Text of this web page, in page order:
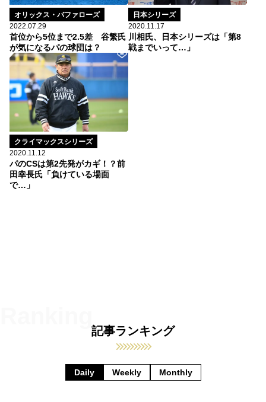
オリックス・バファローズ
2022.07.29
首位から5位まで2.5差 谷繁氏
が気になるパの球団は？
日本シリーズ
2020.11.17
川相氏、日本シリーズは「第8
戦までいって…」
クライマックスシリーズ
2020.11.12
パのCSは第2先発がカギ！？前
田幸長氏「負けている場面
で…」
記事ランキング
Daily Weekly Monthly